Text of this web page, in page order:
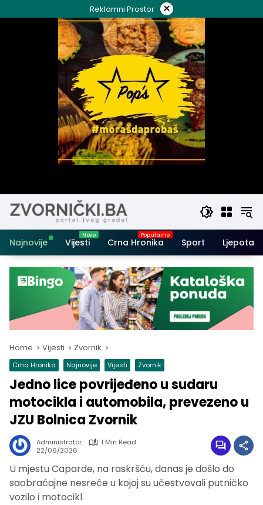
to
Reklamni Prostor ×
Najnovije Vijesti Crna Hronika Sport Ljepota i
Home Vijesti Zvornik
Crna Hronika Najnovije Vijesti Zvornik
Jedno lice povrijeđeno u sudaru
motocikla i automobila, prevezeno u
JZU Bolnica Zvornik
Administrator
1 Min Read
22/06/2026
U mjestu Caparde, na raskršću, danas je došlo do
saobraćajne nesreće u kojoj su učestvovali putničko
vozilo i motocikl.